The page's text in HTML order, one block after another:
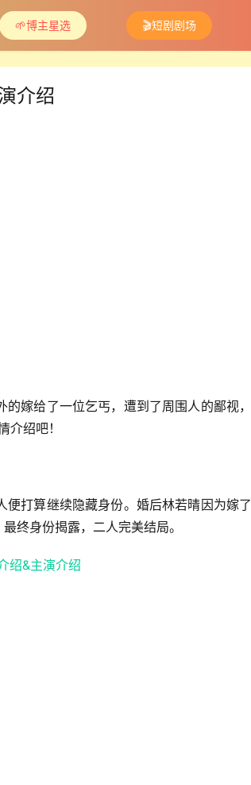
🌱博主星选 🎬短剧剧场
介绍
嫁给了一位乞丐，遭到了周围人的鄙视，
绍吧！
打算继续隐藏身份。婚后林若晴因为嫁了
终身份揭露，二人完美结局。